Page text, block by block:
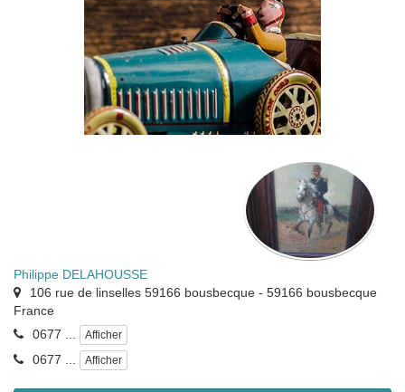
Philippe DELAHOUSSE
106 rue de linselles 59166 bousbecque - 59166 bousbecque
France
0677 ...
Afficher
0677 ... Afficher